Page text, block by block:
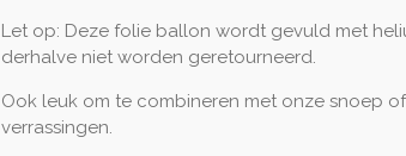
Let op: Deze folie ballon wordt gevuld met
derhalve niet worden geretourneerd.
Ook leuk om te combineren met onze snoep
verrassingen.